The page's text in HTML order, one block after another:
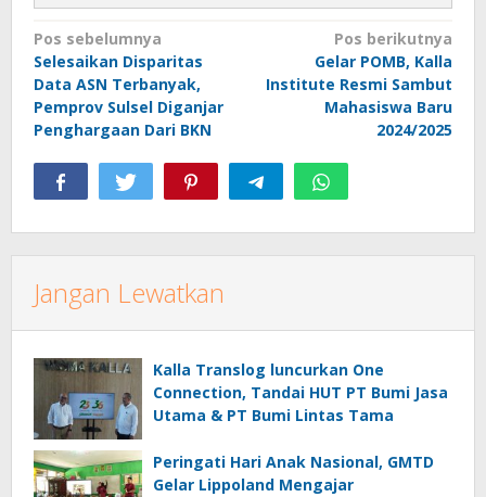
Navigasi
pos
Pos sebelumnya
Selesaikan Disparitas
Data ASN Terbanyak,
Pemprov Sulsel Diganjar
Penghargaan Dari BKN
Pos berikutnya
Gelar POMB, Kalla
Institute Resmi Sambut
Mahasiswa Baru
2024/2025
Jangan Lewatkan
Kalla Translog luncurkan One
Connection, Tandai HUT PT Bumi Jasa
Utama & PT Bumi Lintas Tama
Peringati Hari Anak Nasional, GMTD
Gelar Lippoland Mengajar